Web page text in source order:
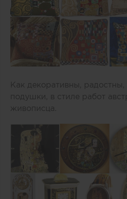
Как декоративны,
подушки, в стиле работ
живописца.